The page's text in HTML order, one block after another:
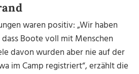
waren positiv: „Wir haben
Boote voll mit Menschen
davon wurden aber nie auf der
im Camp registriert“, erzählt die